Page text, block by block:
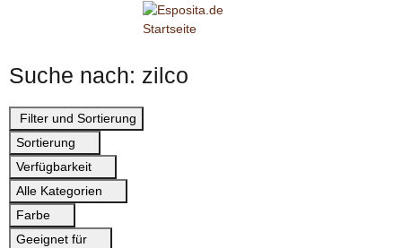
Suche nach: zilco
Filter und Sortierung
Sortierung
Verfügbarkeit
Alle Kategorien
Farbe
Geeignet für